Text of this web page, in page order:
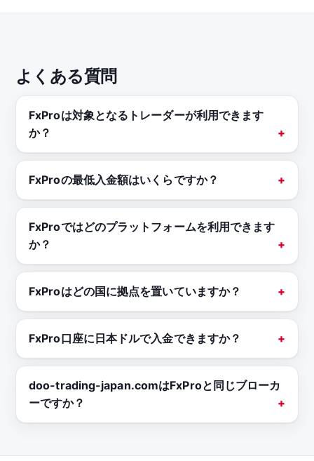
よくある質問
FxProは対象となるトレーダーが利用できます
か？
FxProの最低入金額はいくらですか？
FxProではどのプラットフォームを利用できます
か？
FxProはどの国に拠点を置いていますか？
FxPro口座に日本ドルで入金できますか？
doo-trading-japan.comはFxProと同じブローカ
ーですか？